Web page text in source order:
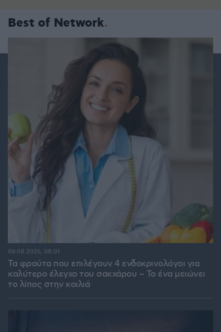
Best of Network
Τα φρούτα που επιλέγουν 4 ενδοκρινολόγοι για
καλύτερο έλεγχο του σακχάρου – Το ένα μειώνει
το λίπος στην κοιλιά
06.08.2026, 08:01